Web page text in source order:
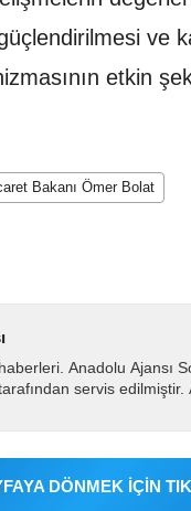
ve
etkin
Bakanı Ömer Bolat
Anadolu Ajansı
servis edilmiştir.
DÖNMEK İÇİN